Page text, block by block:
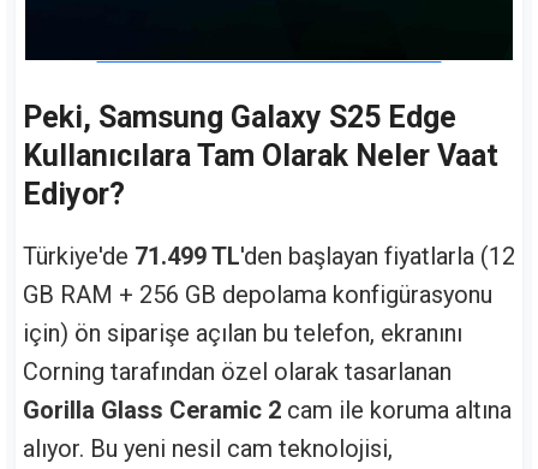
Peki, Samsung Galaxy S25 Edge
Kullanıcılara Tam Olarak Neler Vaat
Ediyor?
Türkiye'de 71.499 TL'den başlayan fiyatlarla (12
GB RAM + 256 GB depolama konfigürasyonu
için) ön siparişe açılan bu telefon, ekranını
Corning tarafından özel olarak tasarlanan
Gorilla Glass Ceramic 2 cam ile koruma altına
alıyor. Bu yeni nesil cam teknolojisi,